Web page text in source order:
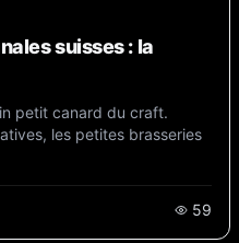
suisses : la
petit canard du craft.
les petites brasseries
59